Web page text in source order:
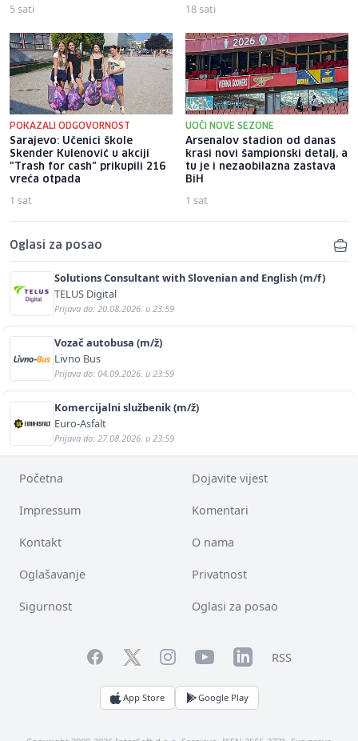
5 sati 18 sati
POKAZALI ODGOVORNOST
Sarajevo: Učenici škole
Skender Kulenović u akciji
"Trash for cash" prikupili 216
vreća otpada
1 sat
UOČI NOVE SEZONE
Arsenalov stadion od danas
krasi novi šampionski detalj, a
tu je i nezaobilazna zastava
BiH
1 sat
Oglasi za posao
Solutions Consultant with Slovenian and English (m/f)
TELUS Digital
Prijava do: 20.08.2026. u 23:59
Vozač autobusa (m/ž)
Livno Bus
Prijava do: 04.09.2026. u 23:59
Komercijalni službenik (m/ž)
Euro-Asfalt
Prijava do: 27.08.2026. u 23:59
Početna Dojavite vijest
Impressum Komentari
Kontakt O nama
Oglašavanje Privatnost
Sigurnost Oglasi za posao
FacebookTwitterInstagramYouTubeLinkedInRSS
App Store Google Play